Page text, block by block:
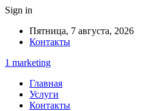
Sign in
Пятница, 7 августа, 2026
Контакты
1 marketing
Главная
Услуги
Контакты